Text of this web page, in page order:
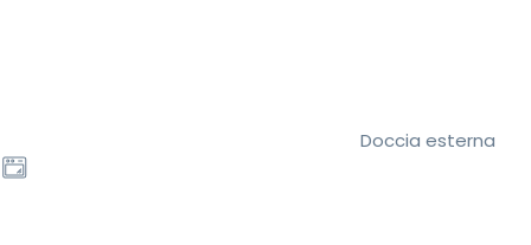
Doccia esterna